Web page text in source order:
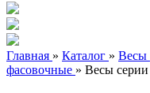
Главная » Каталог » Весы
фасовочные » Весы